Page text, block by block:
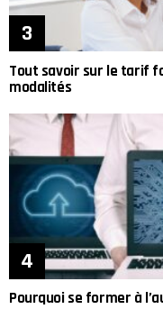
Tout savoir sur le tarif
modalités
Pourquoi se former à